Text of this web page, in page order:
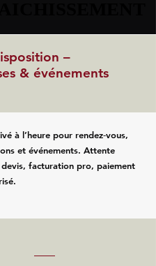
–
& événements
à l’heure pour rendez‑vous,
et événements. Attente
devis, facturation pro, paiement